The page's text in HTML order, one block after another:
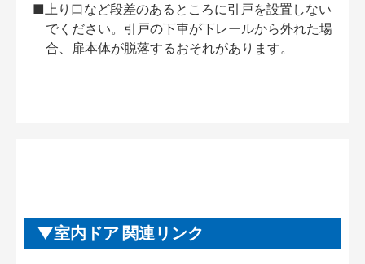
■上り口など段差のあるところに引戸を設置しない
でください。引戸の下車が下レールから外れた場
合、扉本体が脱落するおそれがあります。
室内ドア 関連リンク